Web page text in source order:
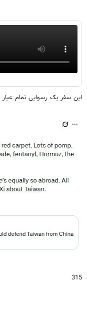
این سفر یک رسوایی تمام
315